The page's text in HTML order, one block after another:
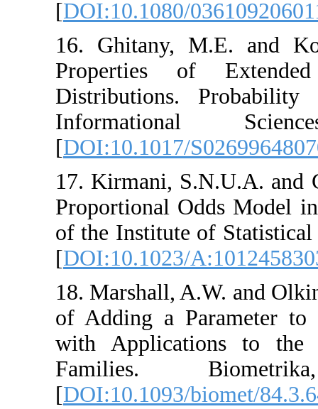
[DOI:10.1080/
16. Ghitany,
Properties
Distributions.
[DOI:10.1017/
17. Kirmani,
Proportional
of the Institute of
[DOI:10.1023/
18. Marshall,
of Adding a
with
Families.
[DOI:10.1093/